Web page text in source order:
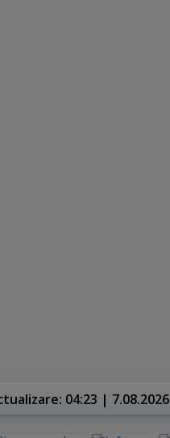
04:23 | 7.08.2026